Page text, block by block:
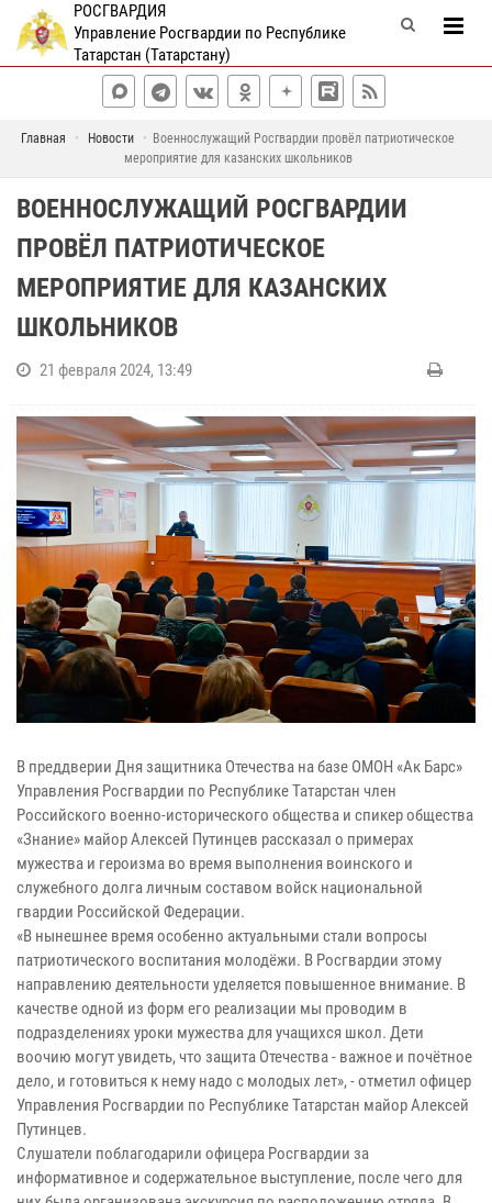
РОСГВАРДИЯ
Управление Росгвардии по Республике
Татарстан (Татарстану)
Главная Новости
Военнослужащий Росгвардии провёл патриотическое
мероприятие для казанских школьников
ВОЕННОСЛУЖАЩИЙ РОСГВАРДИИ
ПРОВЁЛ ПАТРИОТИЧЕСКОЕ
МЕРОПРИЯТИЕ ДЛЯ КАЗАНСКИХ
ШКОЛЬНИКОВ
21 февраля 2024, 13:49
В преддверии Дня защитника Отечества на базе ОМОН «Ак Барс»
Управления Росгвардии по Республике Татарстан член
Российского военно-исторического общества и спикер общества
«Знание» майор Алексей Путинцев рассказал о примерах
мужества и героизма во время выполнения воинского и
служебного долга личным составом войск национальной
гвардии Российской Федерации.
«В нынешнее время особенно актуальными стали вопросы
патриотического воспитания молодёжи. В Росгвардии этому
направлению деятельности уделяется повышенное внимание. В
качестве одной из форм его реализации мы проводим в
подразделениях уроки мужества для учащихся школ. Дети
воочию могут увидеть, что защита Отечества - важное и почётное
дело, и готовиться к нему надо с молодых лет», - отметил офицер
Управления Росгвардии по Республике Татарстан майор Алексей
Путинцев.
Слушатели поблагодарили офицера Росгвардии за
информативное и содержательное выступление, после чего для